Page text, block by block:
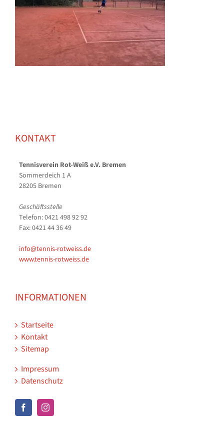
KONTAKT
Tennisverein Rot-Weiß e.V. Bremen
Sommerdeich 1 A
28205 Bremen
Geschäftsstelle
Telefon: 0421 498 92 92
Fax: 0421 44 36 49
info@tennis-rotweiss.de
www.tennis-rotweiss.de
INFORMATIONEN
Startseite
Kontakt
Sitemap
Impressum
Datenschutz